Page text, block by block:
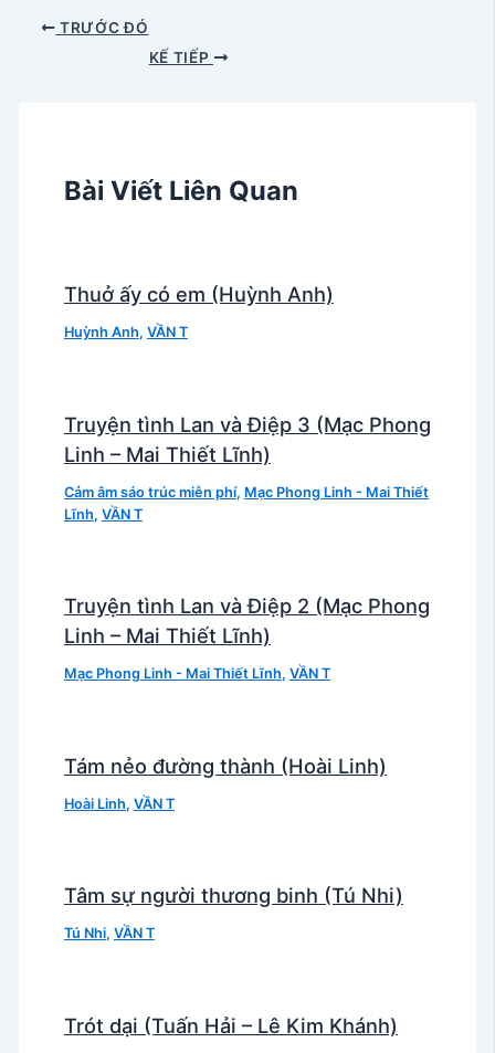
TRƯỚC ĐÓ
KẾ TIẾP
Bài Viết Liên Quan
Thuở ấy có em (Huỳnh Anh)
Huỳnh Anh, VẦN T
Truyện tình Lan và Điệp 3 (Mạc Phong
Linh – Mai Thiết Lĩnh)
Cảm âm sáo trúc miễn phí, Mạc Phong Linh - Mai Thiết
Lĩnh, VẦN T
Truyện tình Lan và Điệp 2 (Mạc Phong
Linh – Mai Thiết Lĩnh)
Mạc Phong Linh - Mai Thiết Lĩnh, VẦN T
Tám nẻo đường thành (Hoài Linh)
Hoài Linh, VẦN T
Tâm sự người thương binh (Tú Nhi)
Tú Nhi, VẦN T
Trót dại (Tuấn Hải – Lê Kim Khánh)